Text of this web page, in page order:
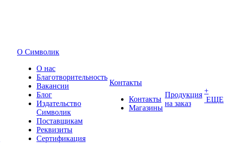
О Символик
О нас
Благотворительность
Вакансии
Блог
Издательство
Символик
Поставщикам
Реквизиты
Сертификация
Контакты
Контакты
Магазины
Продукция
на заказ
+
ЕЩЕ